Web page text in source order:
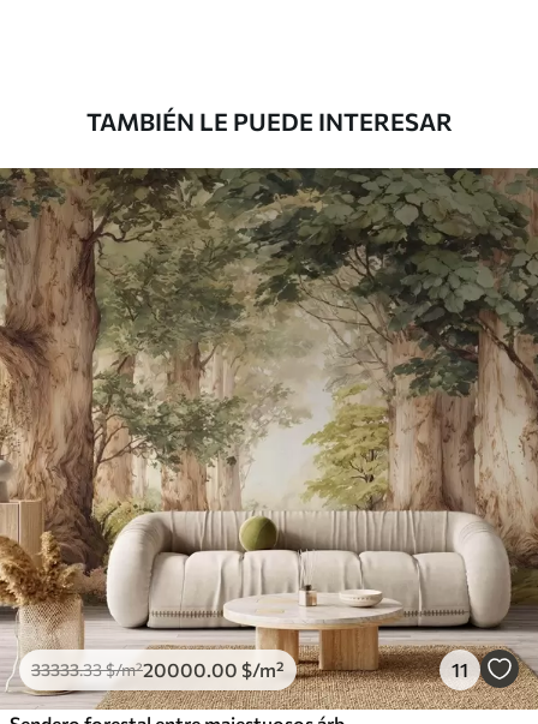
Vinilo Premium
49500.0029700.00$/m²
TAMBIÉN LE PUEDE INTERESAR
33333.33$/m²20000 .00 $/m² 11